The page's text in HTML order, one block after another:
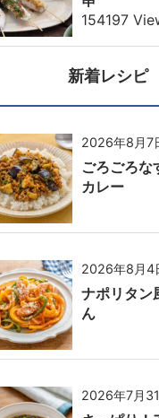
154197
新着レシピ
2026年8月7
ごろごろな
カレー
2026年8月4
ナポリタン
ん
2026年7月31